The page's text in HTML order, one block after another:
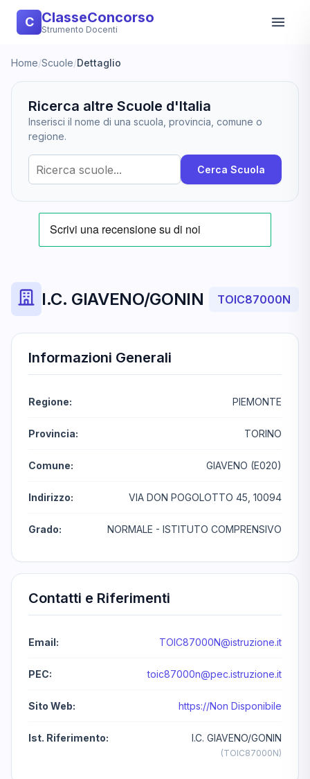
C ClasseConcorso
Strumento Docenti
Home/Scuole/Dettaglio
Ricerca altre Scuole d'Italia
Inserisci il nome di una scuola, provincia, comune o
regione.
Cerca Scuola
I.C. GIAVENO/GONIN TOIC87000N
Informazioni Generali
Regione: PIEMONTE
Provincia: TORINO
Comune: GIAVENO (E020)
Indirizzo: VIA DON POGOLOTTO 45, 10094
Grado: NORMALE - ISTITUTO COMPRENSIVO
Contatti e Riferimenti
Email: TOIC87000N@istruzione.it
PEC: toic87000n@pec.istruzione.it
Sito Web: https://Non Disponibile
Ist. Riferimento: I.C. GIAVENO/GONIN
(TOIC87000N)